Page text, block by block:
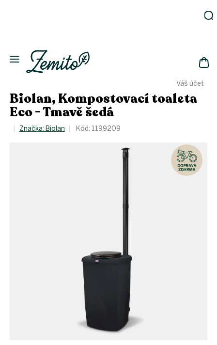
Váš účet
Eko
domácnost
Kosmetika
Eko
láhve
Akce
Biolan, Kompostovací toaleta
Eco - Tmavě šedá
Značka: Biolan Kód: 1199209